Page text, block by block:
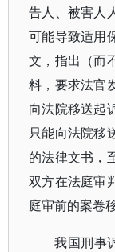
告人、被害人
可能导致适用
文，指出（而
料，要求法官
向法院移送起
只能向法院移
的法律文书，
双方在法庭审
庭审前的案卷
我国刑事